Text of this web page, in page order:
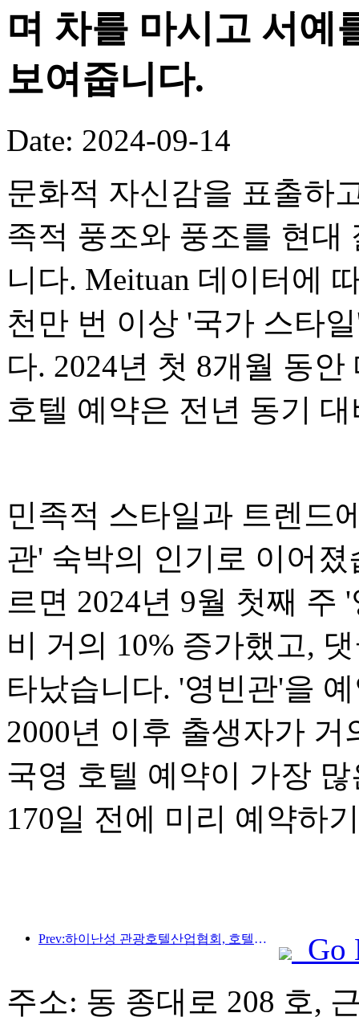
며 차를 마시고 서예
보여줍니다.
Date: 2024-09-14
문화적 자신감을 표출하
족적 풍조와 풍조를 현대
니다. Meituan 데이터에
천만 번 이상 '국가 스타
다. 2024년 첫 8개월 동
호텔 예약은 전년 동기
민족적 스타일과 트렌드
관' 숙박의 인기로 이어
르면 2024년 9월 첫째 주
비 거의 10% 증가했고,
타났습니다. '영빈관'을
2000년 이후 출생자가
국영 호텔 예약이 가장
170일 전에 미리 예약하
Prev:하이난성 관광호텔산업협회, 호텔을 재해로 피해를 입은 주민들을 위한 임시 안식처로 만들 것을 제안
Go
주소: 동 종대로 208 호,